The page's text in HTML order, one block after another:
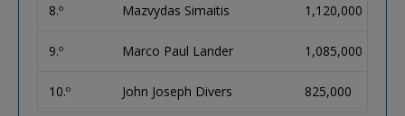
8.º Mazvydas Simaitis 1,120,000
9.º Marco Paul Lander 1,085,000
10.º John Joseph Divers 825,000